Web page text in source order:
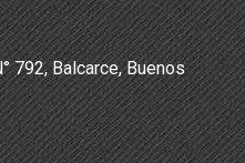
792, Balcarce, Buenos